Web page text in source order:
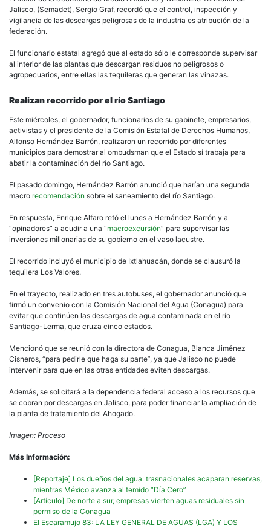
Jalisco, (Semadet), Sergio Graf, recordó que el control, inspección y
vigilancia de las descargas peligrosas de la industria es atribución de la
federación.
El funcionario estatal agregó que al estado sólo le corresponde supervisar
al interior de las plantas que descargan residuos no peligrosos o
agropecuarios, entre ellas las tequileras que generan las vinazas.
Realizan recorrido por el río Santiago
Este miércoles, el gobernador, funcionarios de su gabinete, empresarios,
activistas y el presidente de la Comisión Estatal de Derechos Humanos,
Alfonso Hernández Barrón, realizaron un recorrido por diferentes
municipios para demostrar al ombudsman que el Estado sí trabaja para
abatir la contaminación del río Santiago.
El pasado domingo, Hernández Barrón anunció que harían una segunda
macro recomendación sobre el saneamiento del río Santiago.
En respuesta, Enrique Alfaro retó el lunes a Hernández Barrón y a
“opinadores” a acudir a una “macroexcursión” para supervisar las
inversiones millonarias de su gobierno en el vaso lacustre.
El recorrido incluyó el municipio de Ixtlahuacán, donde se clausuró la
tequilera Los Valores.
En el trayecto, realizado en tres autobuses, el gobernador anunció que
firmó un convenio con la Comisión Nacional del Agua (Conagua) para
evitar que continúen las descargas de agua contaminada en el río
Santiago-Lerma, que cruza cinco estados.
Mencionó que se reunió con la directora de Conagua, Blanca Jiménez
Cisneros, “para pedirle que haga su parte”, ya que Jalisco no puede
intervenir para que en las otras entidades eviten descargas.
Además, se solicitará a la dependencia federal acceso a los recursos que
se cobran por descargas en Jalisco, para poder financiar la ampliación de
la planta de tratamiento del Ahogado.
Imagen: Proceso
Más Información:
[Reportaje] Los dueños del agua: trasnacionales acaparan reservas,
mientras México avanza al temido “Día Cero”
[Artículo] De norte a sur, empresas vierten aguas residuales sin
permiso de la Conagua
El Escaramujo 83: LA LEY GENERAL DE AGUAS (LGA) Y LOS